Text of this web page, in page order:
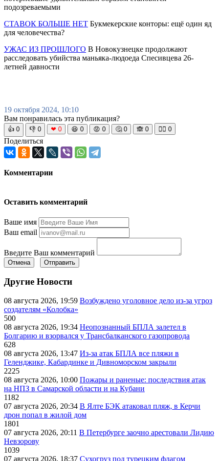
подозреваемыми
СТАВОК БОЛЬШЕ НЕТ Букмекерские конторы: ещё один яд
для человечества?
УЖАС ИЗ ПРОШЛОГО В Новокузнецке продолжают
расследовать убийства маньяка-людоеда Спесивцева 26-
летней давности
19 октября 2024, 10:10
Вам понравилась эта публикация?
👍 0 👎 0 ❤ 0 😆 0 😡 0 🤔 0 🙈 0 🧘‍♀️ 0
Поделиться
Комментарии
Оставить комментарий
Ваше имя
Ваш email
Введите Ваш комментарий
Отмена Отправить
Другие Новости
08 августа 2026, 19:59 Возбуждено уголовное дело из-за угроз
создателям «Колобка»
500
08 августа 2026, 19:34 Неопознанный БПЛА залетел в
Болгарию и взорвался у Трансбалканского газопровода
628
08 августа 2026, 13:47 Из-за атак БПЛА все пляжи в
Геленджике, Кабардинке и Дивноморском закрыли
2225
08 августа 2026, 10:00 Пожары и раненые: последствия атак
на НПЗ в Самарской области и на Кубани
1182
07 августа 2026, 20:34 В Ялте БЭК атаковал пляж, в Керчи
дрон попал в жилой дом
1801
07 августа 2026, 20:11 В Петербурге заочно арестовали Лидию
Невзорову
1039
07 августа 2026, 18:37 Сухогруз под турецким флагом